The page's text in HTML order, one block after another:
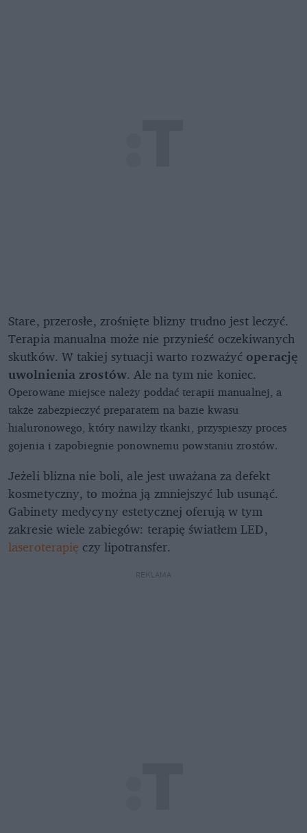
Stare, przerosłe, zrośnięte blizny trudno jest leczyć.
Terapia manualna może nie przynieść oczekiwanych
skutków. W takiej sytuacji warto rozważyć operację
uwolnienia zrostów. Ale na tym nie koniec.
Operowane miejsce należy poddać terapii manualnej, a
także zabezpieczyć preparatem na bazie kwasu
hialuronowego, który nawilży tkanki, przyspieszy proces
gojenia i zapobiegnie ponownemu powstaniu zrostów.
Jeżeli blizna nie boli, ale jest uważana za defekt
kosmetyczny, to można ją zmniejszyć lub usunąć.
Gabinety medycyny estetycznej oferują w tym
zakresie wiele zabiegów: terapię światłem LED,
laseroterapię czy lipotransfer.
REKLAMA